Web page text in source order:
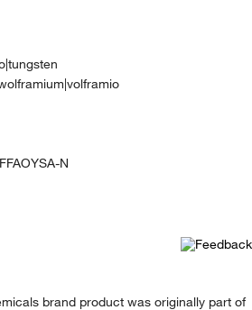
N
brand product was originally part of